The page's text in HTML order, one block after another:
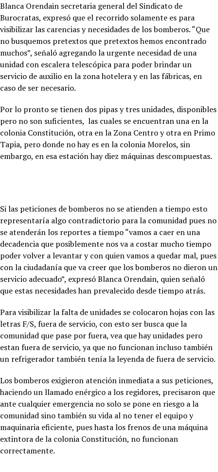
Blanca Orendain secretaria general del Sindicato de
Burocratas, expresó que el recorrido solamente es para
visibilizar las carencias y necesidades de los bomberos. “Que
no busquemos pretextos que pretextos hemos encontrado
muchos”, señaló agregando la urgente necesidad de una
unidad con escalera telescópica para poder brindar un
servicio de auxilio en la zona hotelera y en las fábricas, en
caso de ser necesario.
Por lo pronto se tienen dos pipas y tres unidades, disponibles
pero no son suficientes, las cuales se encuentran una en la
colonia Constitución, otra en la Zona Centro y otra en Primo
Tapia, pero donde no hay es en la colonia Morelos, sin
embargo, en esa estación hay diez máquinas descompuestas.
Si las peticiones de bomberos no se atienden a tiempo esto
representaría algo contradictorio para la comunidad pues no
se atenderán los reportes a tiempo “vamos a caer en una
decadencia que posiblemente nos va a costar mucho tiempo
poder volver a levantar y con quien vamos a quedar mal, pues
con la ciudadanía que va creer que los bomberos no dieron un
servicio adecuado”, expresó Blanca Orendain, quien señaló
que estas necesidades han prevalecido desde tiempo atrás.
Para visibilizar la falta de unidades se colocaron hojas con las
letras F/S, fuera de servicio, con esto ser busca que la
comunidad que pase por fuera, vea que hay unidades pero
estan fuera de servicio, ya que no funcionan incluso también
un refrigerador también tenía la leyenda de fuera de servicio.
Los bomberos exigieron atención inmediata a sus peticiones,
haciendo un llamado enérgico a los regidores, precisaron que
ante cualquier emergencia no solo se pone en riesgo a la
comunidad sino también su vida al no tener el equipo y
maquinaria eficiente, pues hasta los frenos de una máquina
extintora de la colonia Constitución, no funcionan
correctamente.